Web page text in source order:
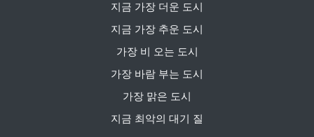
지금 가장 더운 도시
지금 가장 추운 도시
가장 비 오는 도시
가장 바람 부는 도시
가장 맑은 도시
지금 최악의 대기 질